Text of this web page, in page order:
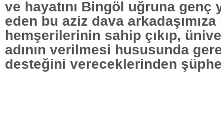
ve hayatını Bingöl uğruna genç
eden bu aziz dava
hemşerilerinin sahip çıkıp,
adının verilmesi hususunda
desteğini vereceklerinden